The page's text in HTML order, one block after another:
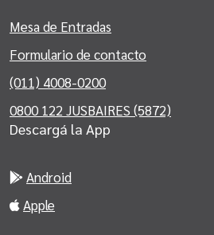
Mesa de Entradas
Formulario de contacto
(011) 4008-0200
0800 122 JUSBAIRES (5872)
Descargá la App
Android
Apple